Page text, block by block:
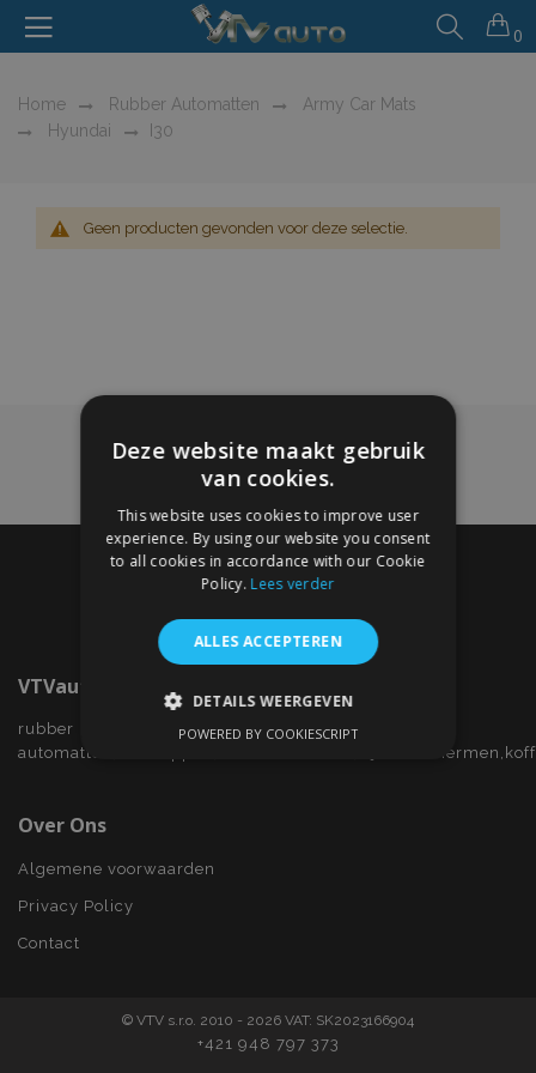
0
Home Rubber Automatten
Army Car Mats
Hyundai
I30
Geen producten gevonden voor deze selectie.
VTVauto.nl
rubber
Over Ons
Algemene voorwaarden
Privacy Policy
Contact
© VTV s.r.o. 2010 - 2026 VAT: SK2023166904
+421 948 797 373
Deze website maakt gebruik
van cookies.
This website uses cookies to improve user
experience. By using our website you consent
to all cookies in accordance with our Cookie
Policy. Lees verder
ALLES ACCEPTEREN
DETAILS WEERGEVEN
Strictly necessary cookies allow core website
functionality such as user login and account
POWERED BY COOKIESCRIPT